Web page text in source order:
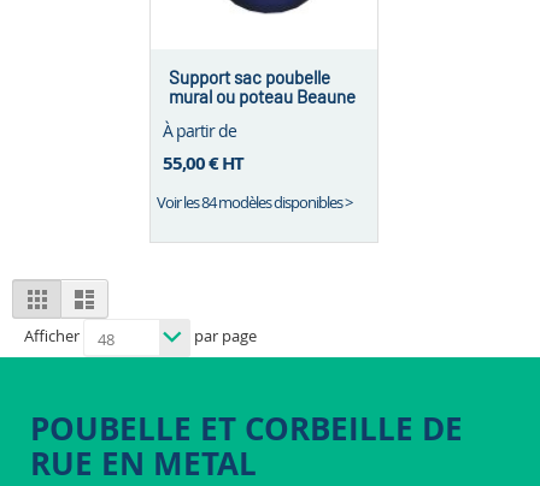
Support sac poubelle
mural ou poteau Beaune
À partir de
55,00 €HT
Voir les 84 modèles disponibles >
View
as
Grid List
Afficher par page
POUBELLE ET CORBEILLE DE
RUE EN METAL